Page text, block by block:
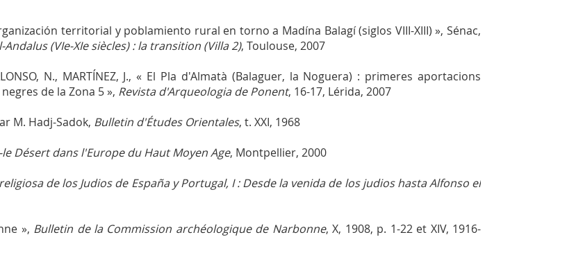
Organización territorial y poblamiento rural en torno a Madína Balagí (siglos VIII-XIII) », Sénac,
(VIe-XIe siècles) : la transition (Villa 2), Toulouse, 2007
N., MARTÍNEZ, J., « El Pla d'Almatà (Balaguer, la Noguera) : primeres aportacions
de la Zona 5 », Revista d'Arqueologia de Ponent, 16-17, Lérida, 2007
M. Hadj-Sadok, Bulletin d'Études Orientales, t. XXI, 1968
Désert dans l'Europe du Haut Moyen Age, Montpellier, 2000
de los Judios de España y Portugal, I : Desde la venida de los judios hasta Alfonso el
», Bulletin de la Commission archéologique de Narbonne, X, 1908, p. 1-22 et XIV, 1916-